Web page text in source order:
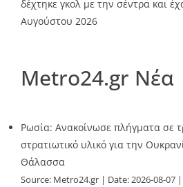
δέχτηκε γκολ με την σέντρα και
Αυγούστου 2026
Metro24.gr Νέα
Ρωσία: Ανακοίνωσε πλήγματα σε
στρατιωτικό υλικό για την
Θάλασσα
Source: Metro24.gr Date: 2026-08-07